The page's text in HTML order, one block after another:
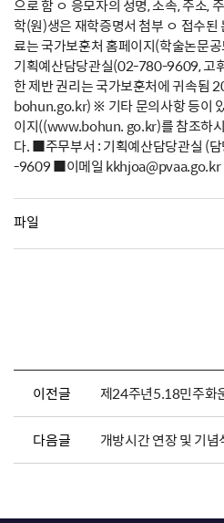
으로 함 ㅇ 응모자의 성명, 소속, 주소,
학(원)생은 재학증명서 첨부 ㅇ 접수
료는 국가보훈처 홈페이지(학술논문
기획예산담당관실(02-780-9609, 고
한 제반 권리는 국가보훈처에 귀속됨
bohun.go.kr) ※ 기타 문의사항 등이
이지((www.bohun. go.kr)를 참조하
다. ■주무부서 : 기획예산담당관실 (
-9609 ■이메일 kkhjoa@pvaa.go.kr
파일
이전글 제24주년5.18민주화
다음글 개방시간 연장 및 기